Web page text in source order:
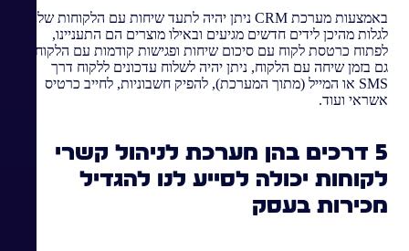
באמצעות מערכת CRM ניתן יהיה לתעד שיחות עם הלקוחות שלנו,
לגלות מהיכן לידים חדשים מגיעים ובאילו מוצרים הם התעניינו,
לפתוח כרטסת לקוח עם סיכום שיחות ופגישות קודמות עם הלקוח
גם בזמן שיחה עם הלקוח, ניתן יהיה לשלוח עדכונים ללקוח דרך
SMS או המייל (מתוך המערכת), להפיק חשבוניות, לחייב כרטיס
אשראי ועוד.
5 דרכים בהן מערכת לניהול קשרי
לקוחות יכולה לסייע לנו להגדיל
מכירות בעסק